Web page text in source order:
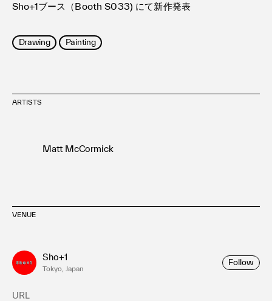
Sho+1ブース（Booth S033) にて新作発表
Drawing Painting
ARTISTS
Matt McCormick
VENUE
Sho+1
Tokyo, Japan
Follow
URL